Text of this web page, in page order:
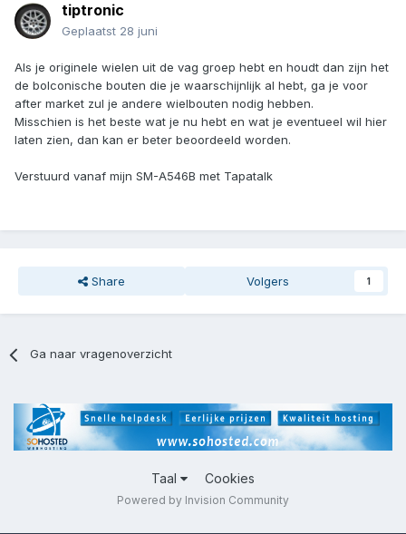
tiptronic
Geplaatst 28 juni
Als je originele wielen uit de vag groep hebt en houdt dan zijn het
de bolconische bouten die je waarschijnlijk al hebt, ga je voor
after market zul je andere wielbouten nodig hebben.
Misschien is het beste wat je nu hebt en wat je eventueel wil hier
laten zien, dan kan er beter beoordeeld worden.
Verstuurd vanaf mijn SM-A546B met Tapatalk
Share Volgers 1
Ga naar vragenoverzicht
Taal Cookies
Powered by Invision Community